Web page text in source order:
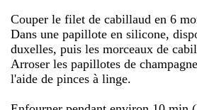
Couper le filet de cabillaud en 6
Dans une papillote en silicone,
duxelles, puis les morceaux de
Arroser les papillotes de
l'aide de pinces à linge.